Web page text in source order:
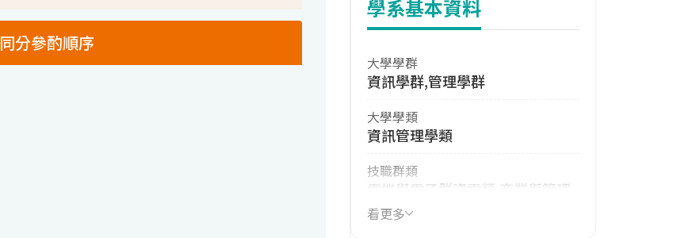
同分參酌順序
學系基本資料
大學學群
資訊學群,管理學群
大學學類
資訊管理學類
技職群類
電機與電子群資電類,商業與管理
群
看更多